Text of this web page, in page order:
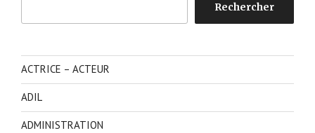
Rechercher
ACTRICE – ACTEUR
ADIL
ADMINISTRATION